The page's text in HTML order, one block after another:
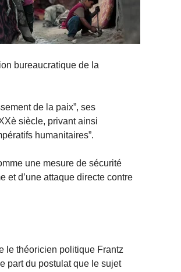
bureaucratique de la
de la paix”, ses
siècle, privant ainsi
humanitaires”.
une mesure de sécurité
et d’une attaque directe contre
le théoricien politique Frantz
part du postulat que le sujet